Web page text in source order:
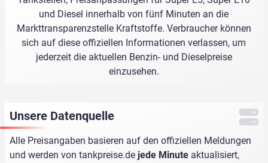
und Diesel innerhalb von fünf Minuten an die
Markttransparenzstelle Kraftstoffe. Verbraucher können
sich auf diese offiziellen Informationen verlassen, um
jederzeit die aktuellen Benzin- und Dieselpreise
einzusehen.
Unsere Datenquelle
Alle Preisangaben basieren auf den offiziellen Meldungen
und werden von tankpreise.de jede Minute aktualisiert,